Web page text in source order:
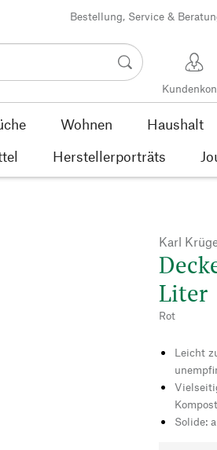
Bestellung, Service &
Wohnen Haushalt
Herstellerporträts
Karl
Liter
Rot
Leicht
Solide: